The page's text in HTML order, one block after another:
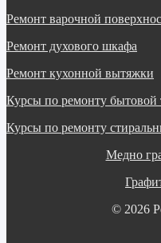
Ремонт варочной
Ремонт духового шкафа
Ремонт кухонной вытяжки
Курсы по ремонту бытовой
Курсы по ремонту
Медно
© 2026